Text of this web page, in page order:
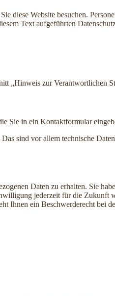
diese Website besuchen.
Text aufgeführten
„Hinweis zur Verantwortlichen
Sie in ein Kontaktformular
sind vor allem technische
Daten zu erhalten. Sie
jederzeit für die Zukunft
Ihnen ein Beschwerderecht bei